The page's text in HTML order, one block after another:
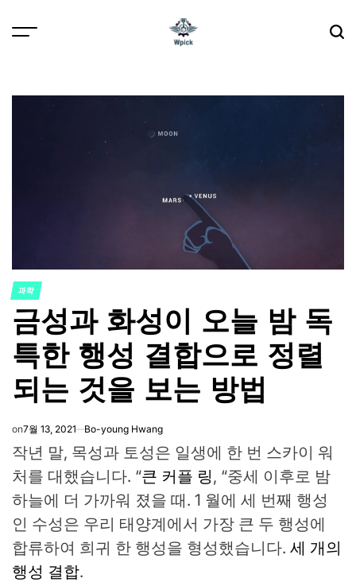
POSTED
IN
과학
금성과 화성이 오늘 밤 독
특한 행성 결합으로 정렬
되는 것을 보는 방법
on7월 13, 2021 Bo-young Hwang
작년 말, 목성과 토성은 일생에 한 번 스카이 워
처를 대했습니다. “큰 커플 링, “중세 이후로 밤
하늘에 더 가까워 졌을 때. 1 월에 세 번째 행성
인 수성은 우리 태양계에서 가장 큰 두 행성에
합류하여 희귀 한 행성을 형성했습니다. 세 개의
행성 결합.